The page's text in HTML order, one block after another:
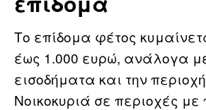
Το επίδομα φέτος
έως 1.000 ευρώ, ανάλογα
εισοδήματα και την
Νοικοκυριά σε περιοχές με